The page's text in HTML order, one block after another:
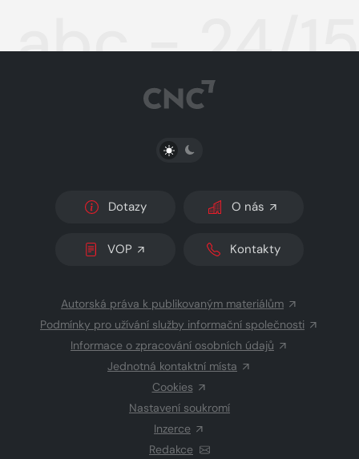
abc - 24/15
PŘEPNOUT SVĚTLÝ/TMAVÝ REŽIM
Dotazy O nás
VOP Kontakty
Autorská práva k publikovaným materiálům
Podmínky pro užívání služby informační společnosti
Informace o zpracování osobních údajů
Jednotná kontaktní místa
Cookies
Nastavení soukromí
Inzerce
Redakce